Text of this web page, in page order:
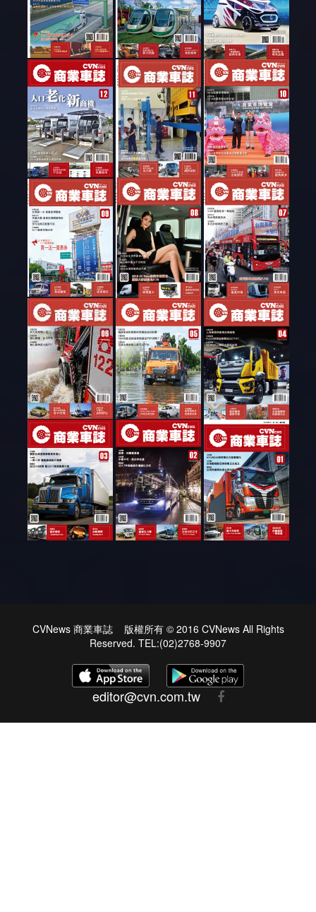
CVNews 商業車誌 版權所有 © 2016 CVNews All Rights
Reserved. TEL:(02)2768-9907
editor@cvn.com.tw